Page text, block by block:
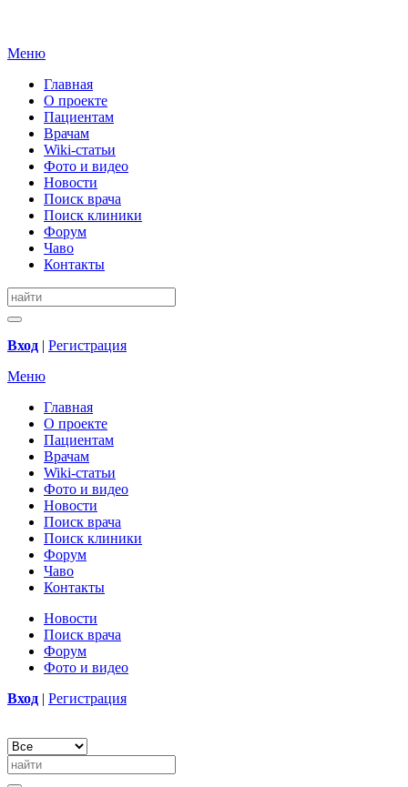
Меню
Главная
О проекте
Пациентам
Врачам
Wiki-статьи
Фото и видео
Новости
Поиск врача
Поиск клиники
Форум
Чаво
Контакты
Вход | Регистрация
Меню
Главная
О проекте
Пациентам
Врачам
Wiki-статьи
Фото и видео
Новости
Поиск врача
Поиск клиники
Форум
Чаво
Контакты
Новости
Поиск врача
Форум
Фото и видео
Вход | Регистрация